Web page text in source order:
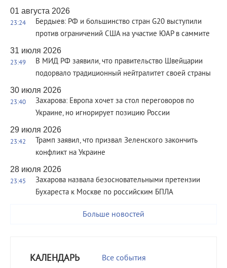
01 августа 2026
23:24
Бердыев: РФ и большинство стран G20 выступили
против ограничений США на участие ЮАР в саммите
31 июля 2026
23:49
В МИД РФ заявили, что правительство Швейцарии
подорвало традиционный нейтралитет своей страны
30 июля 2026
23:40
Захарова: Европа хочет за стол переговоров по
Украине, но игнорирует позицию России
29 июля 2026
23:42
Трамп заявил, что призвал Зеленского закончить
конфликт на Украине
28 июля 2026
23:45
Захарова назвала безосновательными претензии
Бухареста к Москве по российским БПЛА
Больше новостей
КАЛЕНДАРЬ Все события